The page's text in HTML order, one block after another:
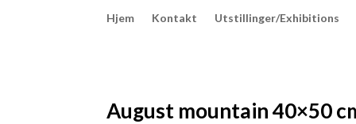
Hjem Kontakt Utstillinger/Exhibitions
August mountain 40×50